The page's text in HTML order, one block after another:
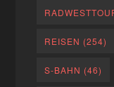
REISEN (254)
S-BAHN (46)